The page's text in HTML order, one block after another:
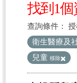
找到1
查詢條件：
衛生醫療及
兒童 移除